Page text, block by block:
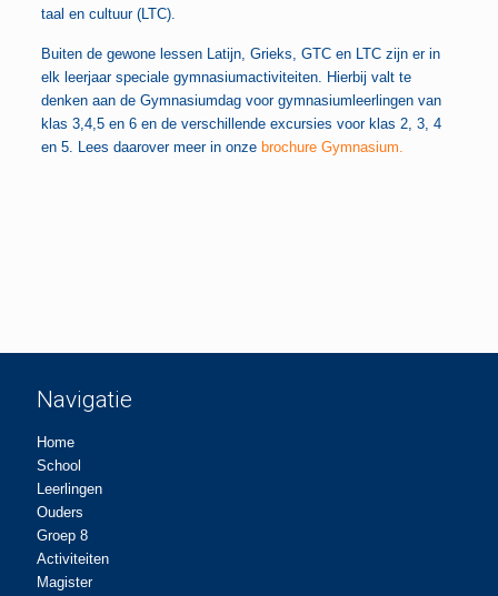
taal en cultuur (LTC).
Buiten de gewone lessen Latijn, Grieks, GTC en LTC zijn er in
elk leerjaar speciale gymnasiumactiviteiten. Hierbij valt te
denken aan de Gymnasiumdag voor gymnasiumleerlingen van
klas 3,4,5 en 6 en de verschillende excursies voor klas 2, 3, 4
en 5. Lees daarover meer in onze brochure Gymnasium.
Navigatie
Home
School
Leerlingen
Ouders
Groep 8
Activiteiten
Magister